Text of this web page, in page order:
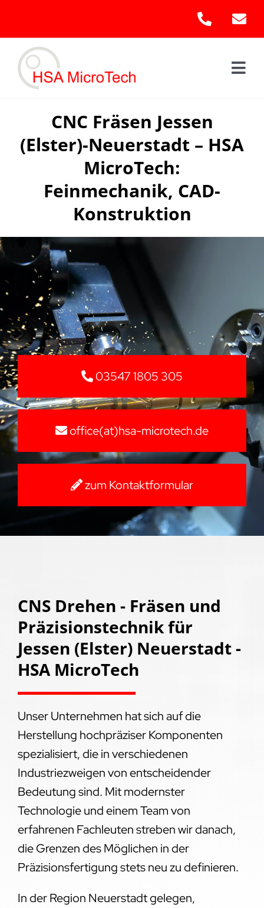
content
CNC Fräsen Jessen
(Elster)-Neuerstadt – HSA
MicroTech:
Feinmechanik, CAD-
Konstruktion
03547 1805 305
office(at)hsa-microtech.de
zum Kontaktformular
CNS Drehen - Fräsen und
Präzisionstechnik für
Jessen (Elster) Neuerstadt -
HSA MicroTech
Unser Unternehmen hat sich auf die
Herstellung hochpräziser Komponenten
spezialisiert, die in verschiedenen
Industriezweigen von entscheidender
Bedeutung sind. Mit modernster
Technologie und einem Team von
erfahrenen Fachleuten streben wir danach,
die Grenzen des Möglichen in der
Präzisionsfertigung stets neu zu definieren.
In der Region Neuerstadt gelegen,